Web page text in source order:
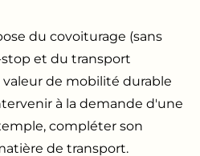
du covoiturage (sans
et du transport
valeur de mobilité durable
à la demande d'une
compléter son
de transport.